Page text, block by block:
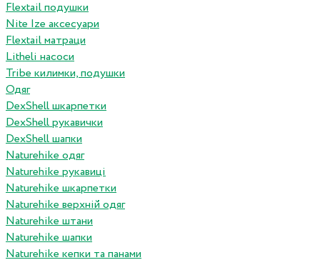
Flextail подушки
Nite Ize аксесуари
Flextail матраци
Litheli насоси
Tribe килимки, подушки
Одяг
DexShell шкарпетки
DexShell рукавички
DexShell шапки
Naturehike одяг
Naturehike рукавиці
Naturehike шкарпетки
Naturehike верхній одяг
Naturehike штани
Naturehike шапки
Naturehike кепки та панами